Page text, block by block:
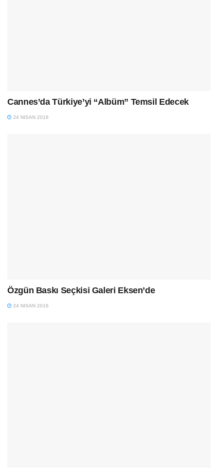
Cannes’da Türkiye’yi “Albüm” Temsil Edecek
24 NISAN 2016
Özgün Baskı Seçkisi Galeri Eksen’de
24 NISAN 2016